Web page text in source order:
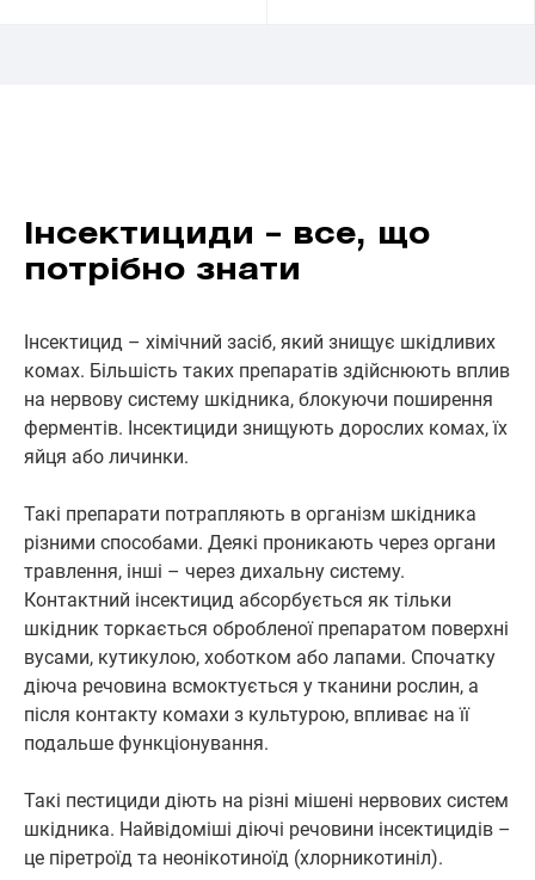
Інсектициди – все, що
потрібно знати
Інсектицид – хімічний засіб, який знищує шкідливих
комах. Більшість таких препаратів здійснюють вплив
на нервову систему шкідника, блокуючи поширення
ферментів. Інсектициди знищують дорослих комах, їх
яйця або личинки.
Такі препарати потрапляють в організм шкідника
різними способами. Деякі проникають через органи
травлення, інші – через дихальну систему.
Контактний інсектицид абсорбується як тільки
шкідник торкається обробленої препаратом поверхні
вусами, кутикулою, хоботком або лапами. Спочатку
діюча речовина всмоктується у тканини рослин, а
після контакту комахи з культурою, впливає на її
подальше функціонування.
Такі пестициди діють на різні мішені нервових систем
шкідника. Найвідоміші діючі речовини інсектицидів –
це піретроїд та неонікотиноїд (хлорникотиніл).